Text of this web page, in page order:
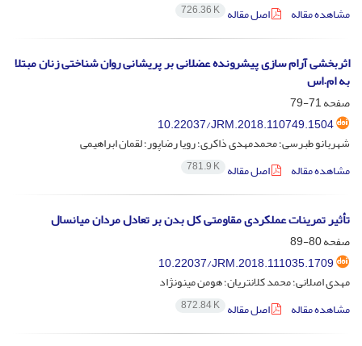
مشاهده مقاله
اصل مقاله 726.36 K
اثربخشی آرام سازی پیشرونده عضلانی بر پریشانی روان شناختی زنان مبتلا
به ام.اس
صفحه71-79
10.22037/JRM.2018.110749.1504
شهربانو طبرسی؛ محمدمهدی ذاکری؛ رویا رضاپور؛ لقمان ابراهیمی
مشاهده مقاله
اصل مقاله 781.9 K
تأثیر تمرینات عملکردی مقاومتی کل بدن بر تعادل مردان میانسال
صفحه80-89
10.22037/JRM.2018.111035.1709
مهدی اصلانی؛ محمد کلانتریان؛ هومن مینونژاد
مشاهده مقاله
اصل مقاله 872.84 K